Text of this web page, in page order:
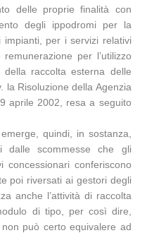
delle proprie finalità con
degli ippodromi per la
per i servizi relativi
per l’utilizzo
raccolta esterna delle
la Risoluzione della Agenzia
aprile 2002, resa a seguito
quindi, in sostanza,
dalle scommesse che gli
conferiscono
poi riversati ai gestori degli
anche l’attività di raccolta
di tipo, per così dire,
può certo equivalere ad